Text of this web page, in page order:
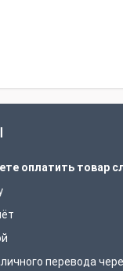
оплатить товар
перевода